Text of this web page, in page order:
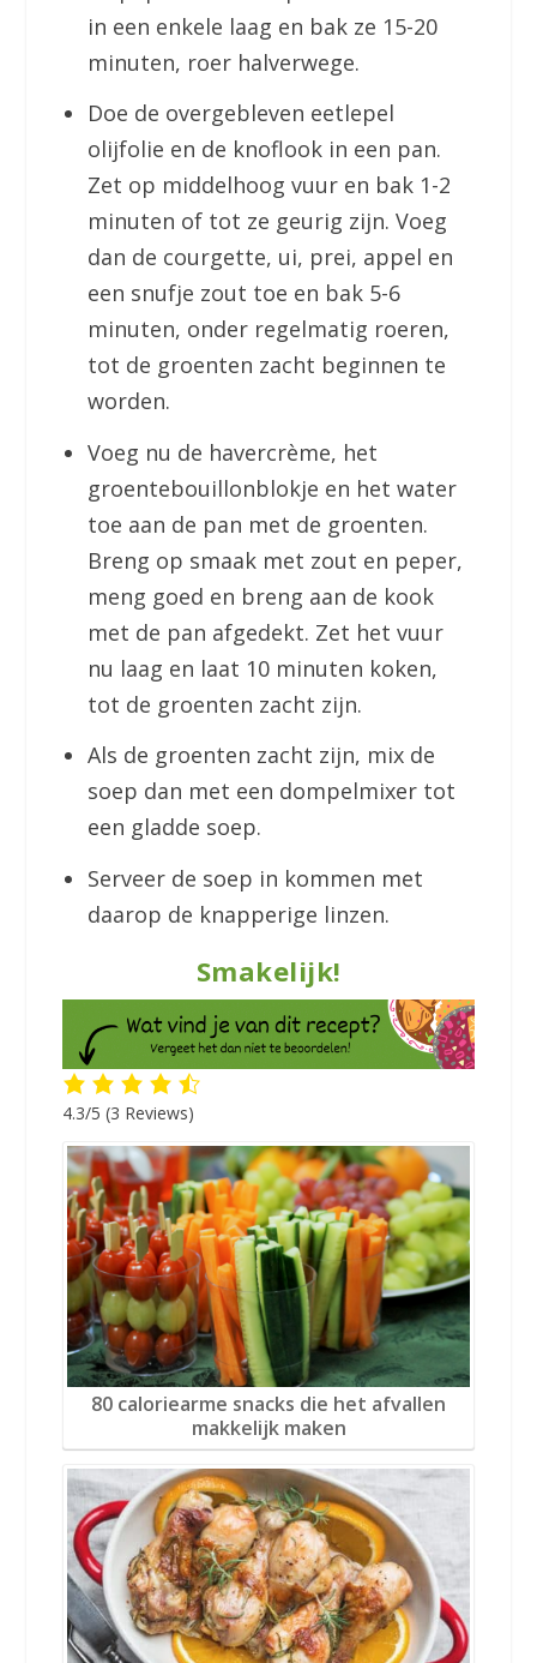
in een enkele laag en bak ze 15-20
minuten, roer halverwege.
Doe de overgebleven eetlepel
olijfolie en de knoflook in een pan.
Zet op middelhoog vuur en bak 1-2
minuten of tot ze geurig zijn. Voeg
dan de courgette, ui, prei, appel en
een snufje zout toe en bak 5-6
minuten, onder regelmatig roeren,
tot de groenten zacht beginnen te
worden.
Voeg nu de havercrème, het
groentebouillonblokje en het water
toe aan de pan met de groenten.
Breng op smaak met zout en peper,
meng goed en breng aan de kook
met de pan afgedekt. Zet het vuur
nu laag en laat 10 minuten koken,
tot de groenten zacht zijn.
Als de groenten zacht zijn, mix de
soep dan met een dompelmixer tot
een gladde soep.
Serveer de soep in kommen met
daarop de knapperige linzen.
Smakelijk!
4.3/5(3 Reviews)
80 caloriearme snacks die het afvallen
makkelijk maken